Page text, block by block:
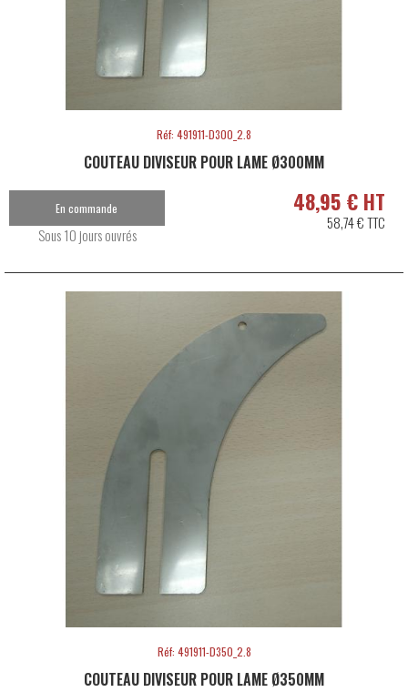
Réf: 491911-D300_2.8
COUTEAU DIVISEUR POUR LAME Ø300MM
48,95 € HT
58,74 € TTC
En commande
Sous 10 jours ouvrés
Réf: 491911-D350_2.8
COUTEAU DIVISEUR POUR LAME Ø350MM